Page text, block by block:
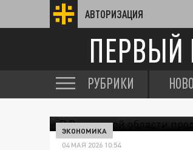
АВТОРИЗАЦИЯ
ПЕРВЫЙ
РУБРИКИ
ЭКОНОМИКА
04 МАЯ 2026 10:54